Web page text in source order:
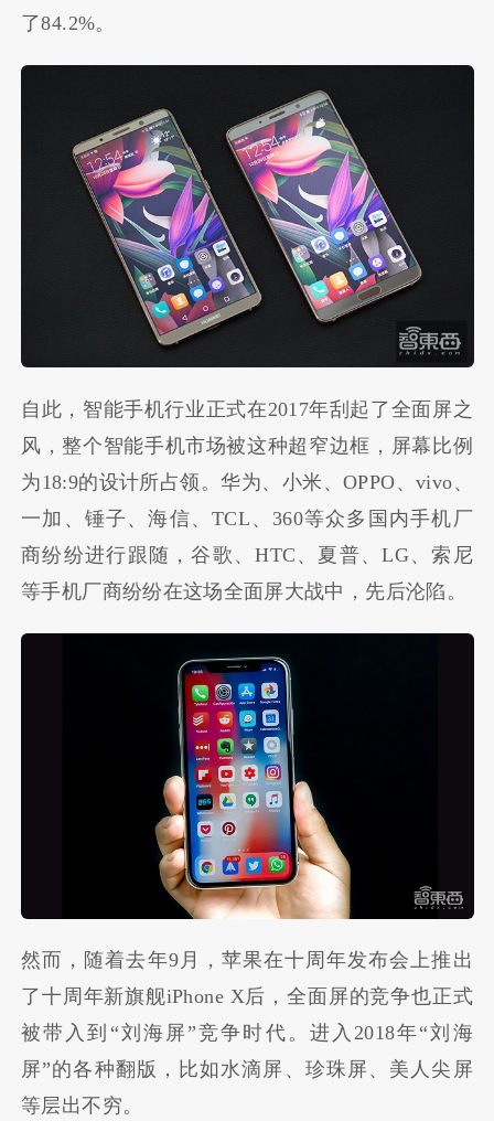
了84.2%。
自此，智能手机行业正式在2017年刮起了全面屏之
风，整个智能手机市场被这种超窄边框，屏幕比例
为18:9的设计所占领。华为、小米、OPPO、vivo、
一加、锤子、海信、TCL、360等众多国内手机厂
商纷纷进行跟随，谷歌、HTC、夏普、LG、索尼
等手机厂商纷纷在这场全面屏大战中，先后沦陷。
然而，随着去年9月，苹果在十周年发布会上推出
了十周年新旗舰iPhone X后，全面屏的竞争也正式
被带入到“刘海屏”竞争时代。进入2018年“刘海
屏”的各种翻版，比如水滴屏、珍珠屏、美人尖屏
等层出不穷。